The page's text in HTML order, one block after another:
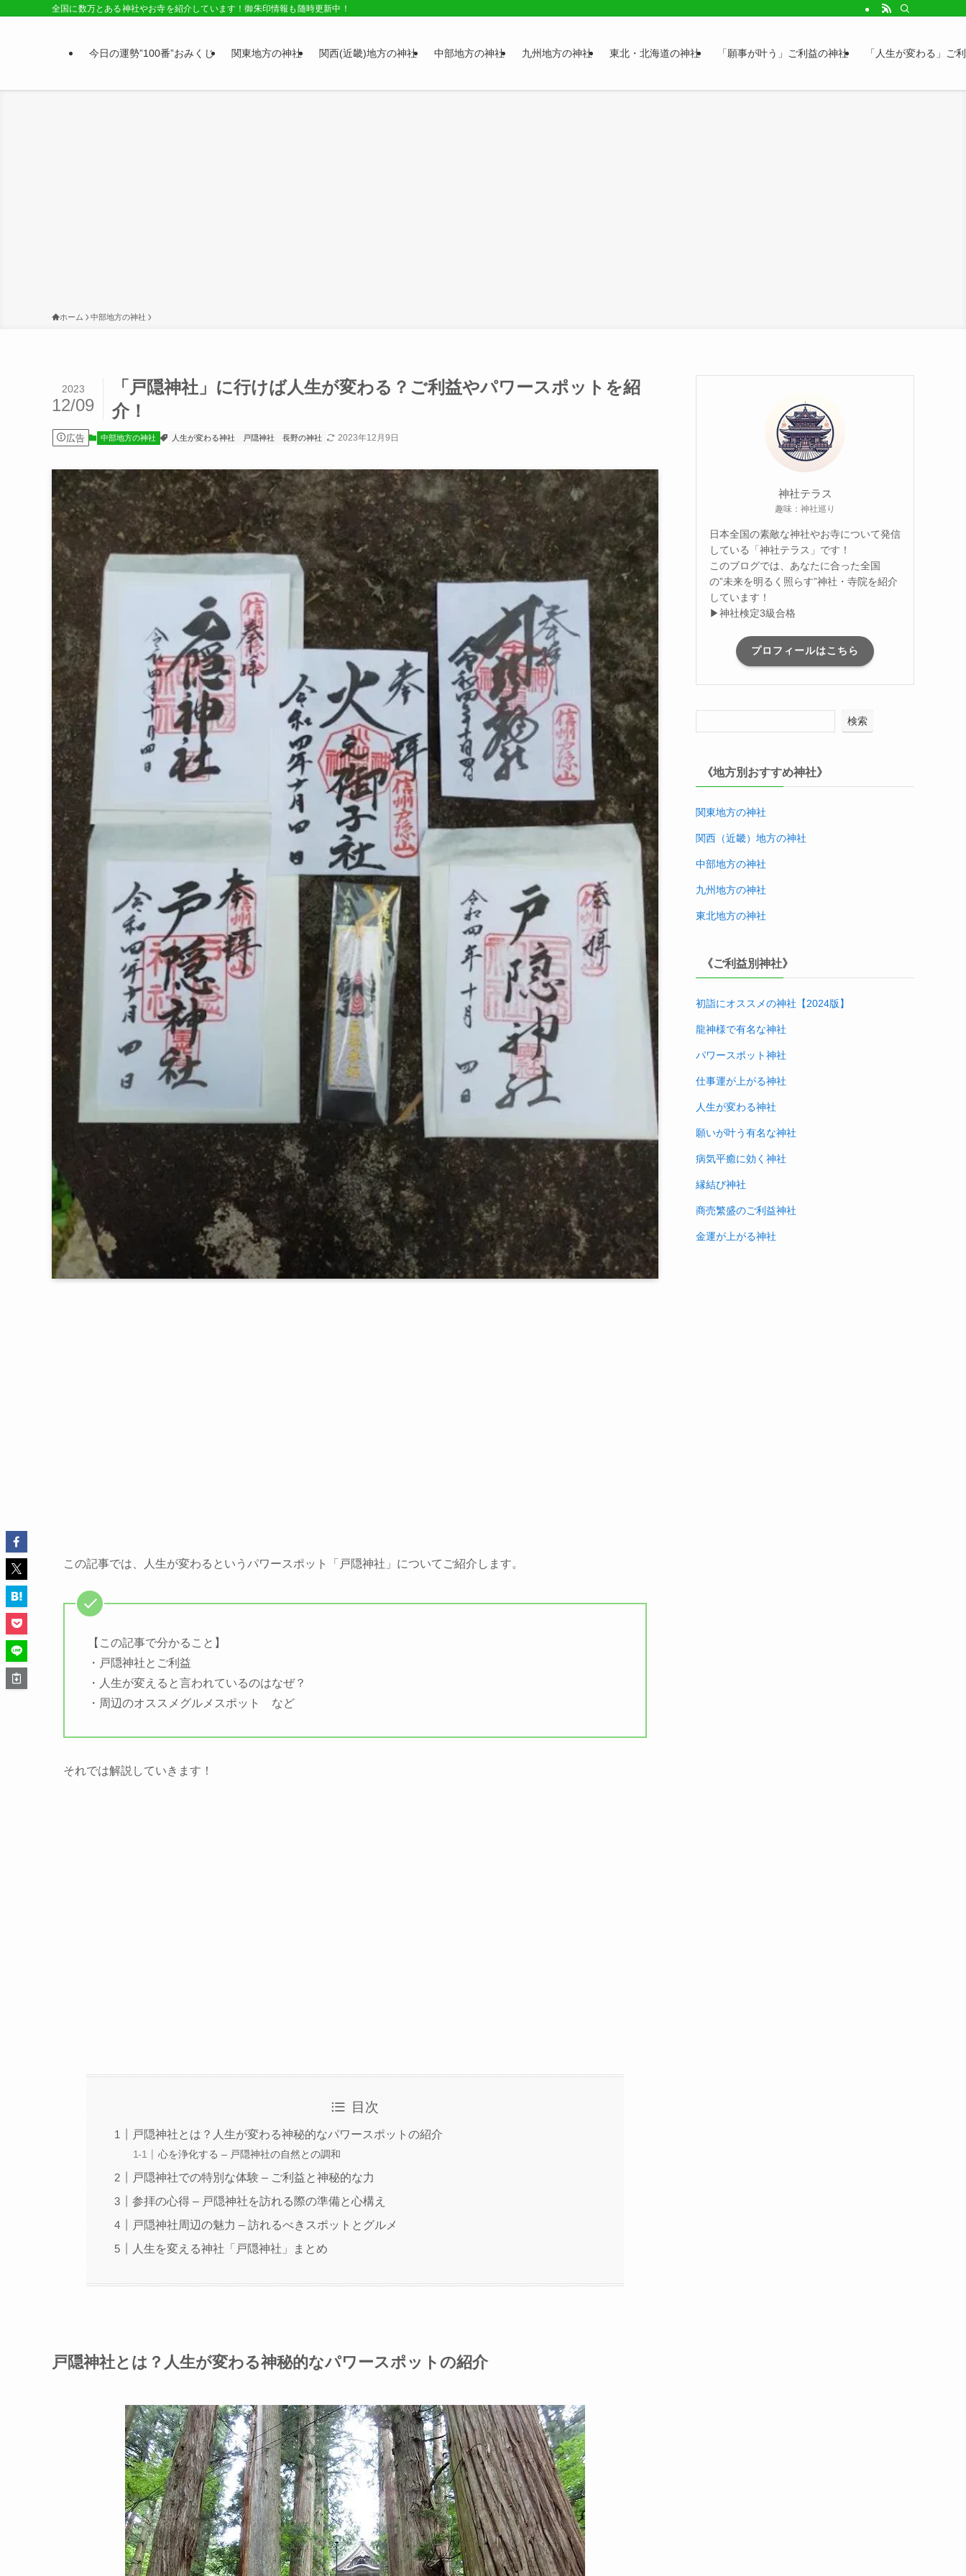
全国に数万とある神社やお寺を紹介しています！御朱印情報も随時更新中！
今日の運勢”100番”おみくじ 関東地方の神社 関西(近畿)地方の神社 中部地方の神社 九州地方の神社 東北・北海道の神社 「願事が叶う」ご利益の神社 「人生が変わる」ご
ホーム 中部地方の神社
「戸隠神社」に行けば人生が変わる？ご利益やパワースポットを紹
介！
2023
12/09
広告 中部地方の神社 人生が変わる神社 戸隠神社 長野の神社 2023年12月9日
この記事では、人生が変わるというパワースポット「戸隠神社」についてご紹介します。
【この記事で分かること】
・戸隠神社とご利益
・人生が変えると言われているのはなぜ？
・周辺のオススメグルメスポット など
それでは解説していきます！
目次
戸隠神社とは？人生が変わる神秘的なパワースポットの紹介
心を浄化する – 戸隠神社の自然との調和
戸隠神社での特別な体験 – ご利益と神秘的な力
参拝の心得 – 戸隠神社を訪れる際の準備と心構え
戸隠神社周辺の魅力 – 訪れるべきスポットとグルメ
人生を変える神社「戸隠神社」まとめ
戸隠神社とは？人生が変わる神秘的なパワースポットの紹介
神社テラス
趣味：神社巡り
日本全国の素敵な神社やお寺について発信
している「神社テラス」です！
このブログでは、あなたに合った全国
の”未来を明るく照らす”神社・寺院を紹介
しています！
▶神社検定3級合格
プロフィールはこちら
検索
《地方別おすすめ神社》
関東地方の神社
関西（近畿）地方の神社
中部地方の神社
九州地方の神社
東北地方の神社
《ご利益別神社》
初詣にオススメの神社【2024版】
龍神様で有名な神社
パワースポット神社
仕事運が上がる神社
人生が変わる神社
願いが叶う有名な神社
病気平癒に効く神社
縁結び神社
商売繁盛のご利益神社
金運が上がる神社